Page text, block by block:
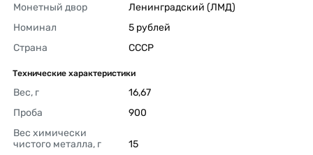
Монетный двор
Ленинградский (ЛМД)
Номинал
5 рублей
Страна
СССР
Технические характеристики
Вес, г
16,67
Проба
900
Вес химически
чистого металла, г
15